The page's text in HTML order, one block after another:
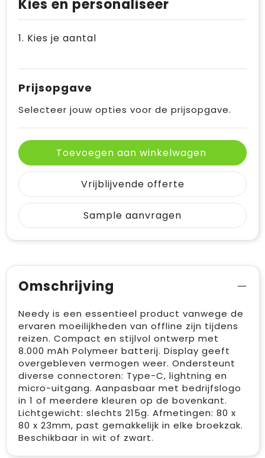
Kies en personaliseer
1. Kies je aantal
Prijsopgave
Selecteer jouw opties voor de prijsopgave.
Toevoegen aan winkelwagen
Vrijblijvende offerte
Sample aanvragen
Omschrijving
Needy is een essentieel product vanwege de
ervaren moeilijkheden van offline zijn tijdens
reizen. Compact en stijlvol ontwerp met
8.000 mAh Polymeer batterij. Display geeft
overgebleven vermogen weer. Ondersteunt
diverse connectoren: Type-C, lightning en
micro-uitgang. Aanpasbaar met bedrijfslogo
in 1 of meerdere kleuren op de bovenkant.
Lichtgewicht: slechts 215g. Afmetingen: 80 x
80 x 23mm, past gemakkelijk in elke broekzak.
Beschikbaar in wit of zwart.